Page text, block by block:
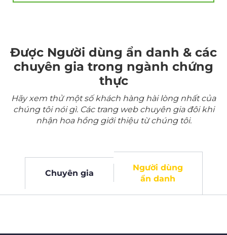
Được Người dùng ẩn danh & các
chuyên gia trong ngành chứng
thực
Hãy xem thử một số khách hàng hài lòng nhất của
chúng tôi nói gì. Các trang web chuyên gia đôi khi
nhận hoa hồng giới thiệu từ chúng tôi.
Chuyên gia
Người dùng
ẩn danh